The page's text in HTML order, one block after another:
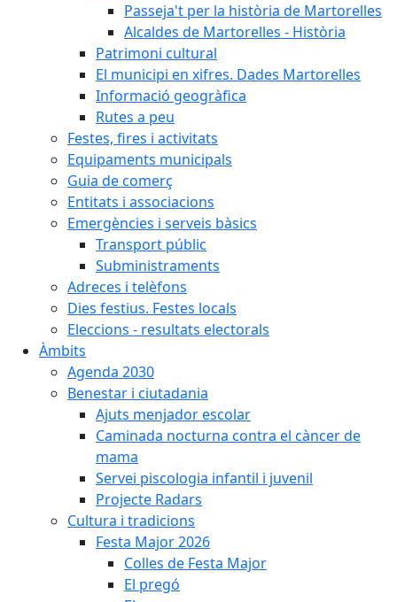
Passeja't per la història de Martorelles
Alcaldes de Martorelles - Història
Patrimoni cultural
El municipi en xifres. Dades Martorelles
Informació geogràfica
Rutes a peu
Festes, fires i activitats
Equipaments municipals
Guia de comerç
Entitats i associacions
Emergències i serveis bàsics
Transport públic
Subministraments
Adreces i telèfons
Dies festius. Festes locals
Eleccions - resultats electorals
Àmbits
Agenda 2030
Benestar i ciutadania
Ajuts menjador escolar
Caminada nocturna contra el càncer de
mama
Servei piscologia infantil i juvenil
Projecte Radars
Cultura i tradicions
Festa Major 2026
Colles de Festa Major
El pregó